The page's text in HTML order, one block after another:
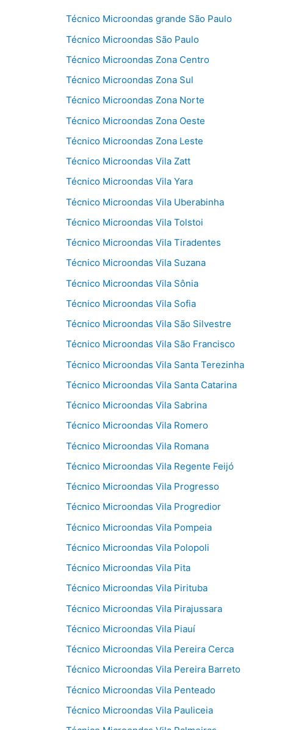
Técnico Microondas grande São Paulo
Técnico Microondas São Paulo
Técnico Microondas Zona Centro
Técnico Microondas Zona Sul
Técnico Microondas Zona Norte
Técnico Microondas Zona Oeste
Técnico Microondas Zona Leste
Técnico Microondas Vila Zatt
Técnico Microondas Vila Yara
Técnico Microondas Vila Uberabinha
Técnico Microondas Vila Tolstoi
Técnico Microondas Vila Tiradentes
Técnico Microondas Vila Suzana
Técnico Microondas Vila Sônia
Técnico Microondas Vila Sofia
Técnico Microondas Vila São Silvestre
Técnico Microondas Vila São Francisco
Técnico Microondas Vila Santa Terezinha
Técnico Microondas Vila Santa Catarina
Técnico Microondas Vila Sabrina
Técnico Microondas Vila Romero
Técnico Microondas Vila Romana
Técnico Microondas Vila Regente Feijó
Técnico Microondas Vila Progresso
Técnico Microondas Vila Progredior
Técnico Microondas Vila Pompeia
Técnico Microondas Vila Polopoli
Técnico Microondas Vila Pita
Técnico Microondas Vila Pirituba
Técnico Microondas Vila Pirajussara
Técnico Microondas Vila Piauí
Técnico Microondas Vila Pereira Cerca
Técnico Microondas Vila Pereira Barreto
Técnico Microondas Vila Penteado
Técnico Microondas Vila Pauliceia